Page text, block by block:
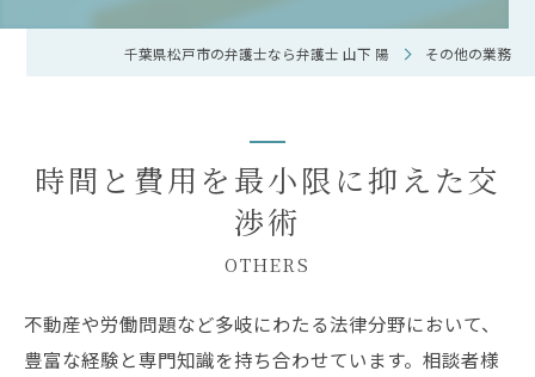
千葉県松戸市の弁護士なら弁護士 山下 陽 その他の業務
時間と費用を最小限に抑えた交
渉術
OTHERS
不動産や労働問題など多岐にわたる法律分野において、
豊富な経験と専門知識を持ち合わせています。相談者様